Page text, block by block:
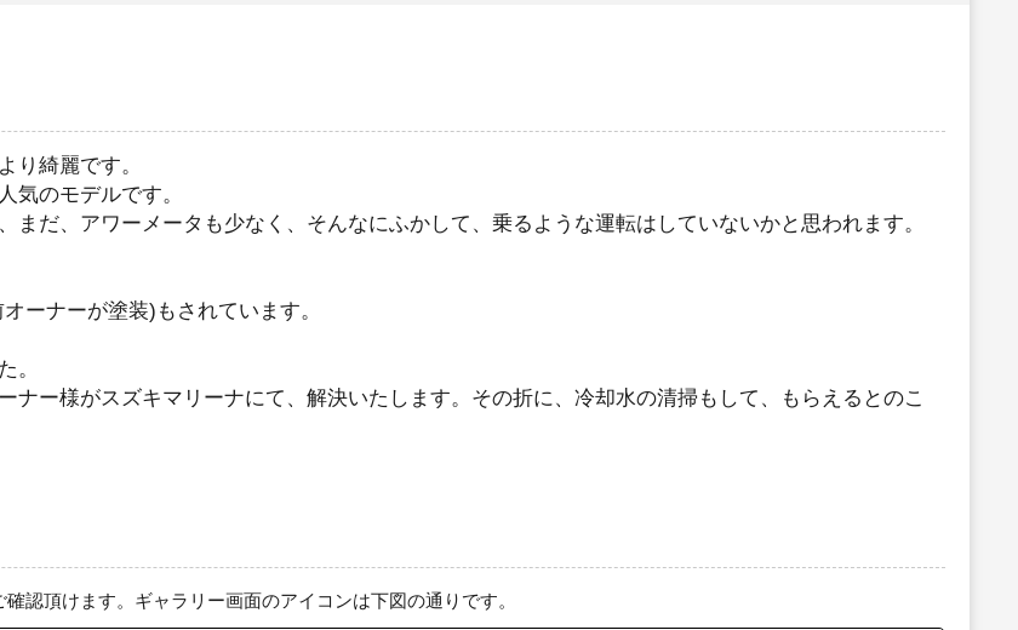
り綺麗です。
気のモデルです。
だ、アワーメータも少なく、そんなにふかして、乗るような運転はしていないかと思われます。
ーナーが塗装)もされています。
。
ー様がスズキマリーナにて、解決いたします。その折に、冷却水の清掃もして、もらえるとのこ
認頂けます。ギャラリー画面のアイコンは下図の通りです。